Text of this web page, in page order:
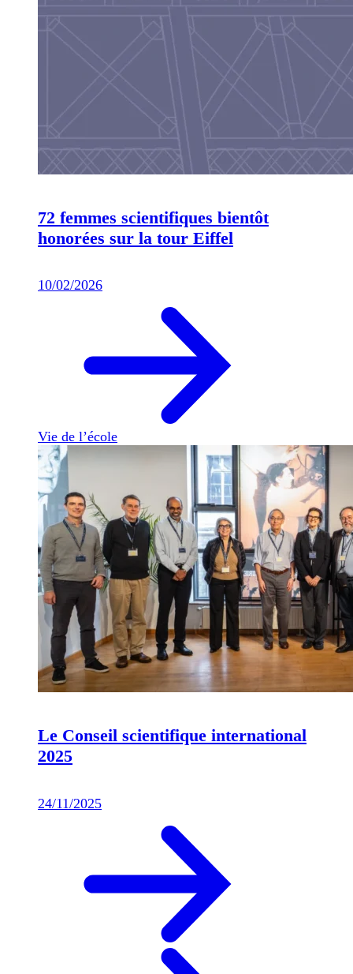
72 femmes scientifiques bientôt
honorées sur la tour Eiffel
10/02/2026
Vie de l’école
Le Conseil scientifique international
2025
24/11/2025